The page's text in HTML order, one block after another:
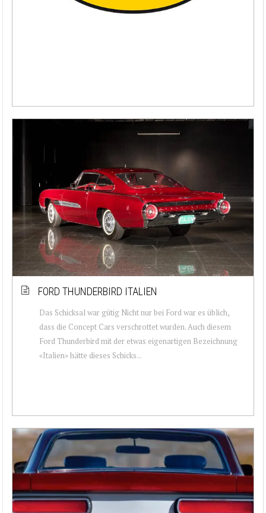
FORD THUNDERBIRD ITALIEN
Das Schicksal war gütig Nicht nur bei Ford war es üblich,
dass die Concept Cars verschrottet wurden. Auch diesem
Ford Thunderbird mit der etwas eigenartigen Bezeichnung
«Italien» hätte dieses Schicks...